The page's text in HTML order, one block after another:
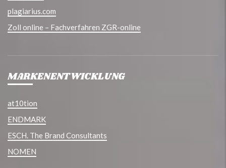
plagiarius.com
Zoll online – Fachverfahren ZGR-online
MARKENENTWICKLUNG
at10tion
ENDMARK
ESCH. The Brand Consultants
NOMEN